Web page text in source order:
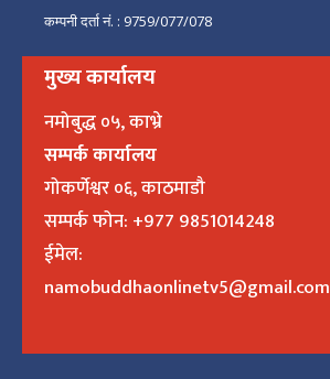
कम्पनी दर्ता नं. : 9759/077/078
मुख्य कार्यालय
नमोबुद्ध ०५, काभ्रे
सम्पर्क कार्यालय
गोकर्णेश्वर ०६, काठमाडौ
सम्पर्क फोन: +977 9851014248
ईमेल:
namobuddhaonlinetv5@gmail.com